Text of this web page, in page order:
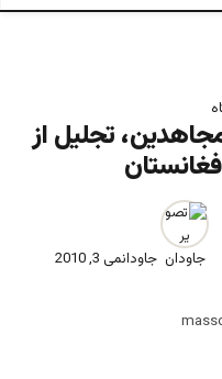
تجلیل از
جاودانمی 3, 2010